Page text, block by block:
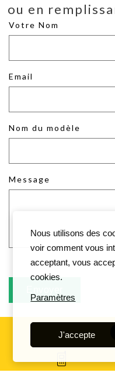
ou en
Votre Nom
Email
Nom du modèle
Message
Nous utilisons des
voir comment vous
acceptant, vous
cookies.
Paramètres
J'accepte